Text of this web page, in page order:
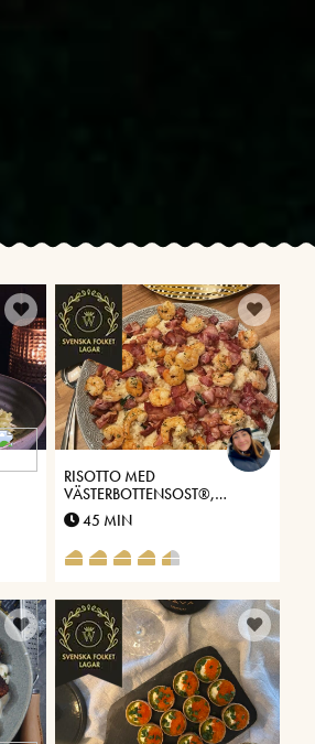
RISOTTO MED
VÄSTERBOTTENSOST®,
BLADSPENAT, SCAMPI &
BACON
45 MIN